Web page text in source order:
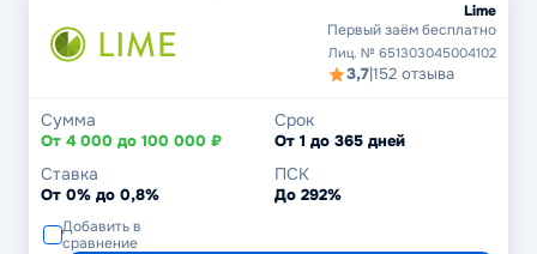
Lime
Первый заём бесплатно
Лиц. № 651303045004102
3,7|152 отзыва
Сумма
От 4 000 до 100 000 ₽
Срок
От 1 до 365 дней
Ставка
От 0% до 0,8%
ПСК
До 292%
Добавить в
сравнение